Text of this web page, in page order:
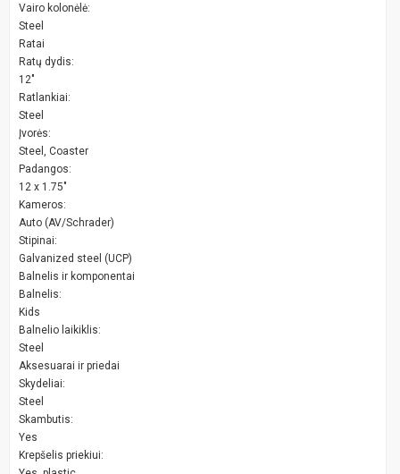
Vairo kolonėlė:
Steel
Ratai
Ratų dydis:
12"
Ratlankiai:
Steel
Įvorės:
Steel, Coaster
Padangos:
12 x 1.75"
Kameros:
Auto (AV/Schrader)
Stipinai:
Galvanized steel (UCP)
Balnelis ir komponentai
Balnelis:
Kids
Balnelio laikiklis:
Steel
Aksesuarai ir priedai
Skydeliai:
Steel
Skambutis:
Yes
Krepšelis priekiui: